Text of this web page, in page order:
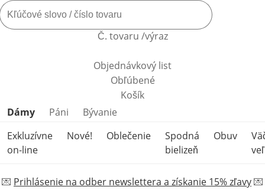
Č. tovaru /výraz
Objednávkový list
Obľúbené
Košík
Preskočiť kategórie produktov
Dámy Páni
Bývanie
Exkluzívne
on-line
Nové! Oblečenie
Spodná
bielizeň
Obuv
💌 Prihlásenie na odber newslettera a získanie 15% zľavy💌